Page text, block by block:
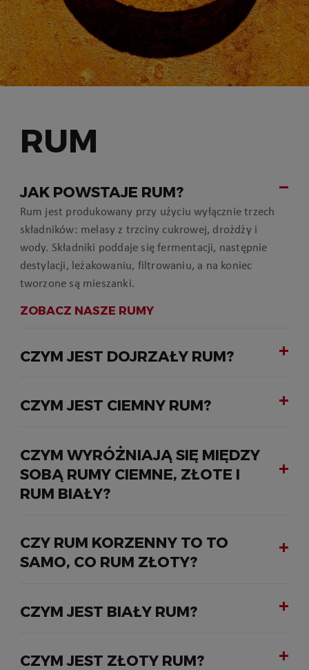
RUM
JAK POWSTAJE RUM?
Rum jest produkowany przy użyciu wyłącznie trzech
składników: melasy z trzciny cukrowej, drożdży i
wody. Składniki poddaje się fermentacji, następnie
destylacji, leżakowaniu, filtrowaniu, a na koniec
tworzone są mieszanki.
ZOBACZ NASZE RUMY
CZYM JEST DOJRZAŁY RUM?
CZYM JEST CIEMNY RUM?
CZYM WYRÓŻNIAJĄ SIĘ MIĘDZY
SOBĄ RUMY CIEMNE, ZŁOTE I
RUM BIAŁY?
CZY RUM KORZENNY TO TO
SAMO, CO RUM ZŁOTY?
CZYM JEST BIAŁY RUM?
CZYM JEST ZŁOTY RUM?